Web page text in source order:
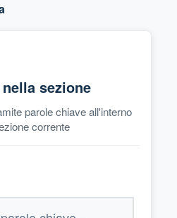
sezione
parole chiave all'interno
corrente